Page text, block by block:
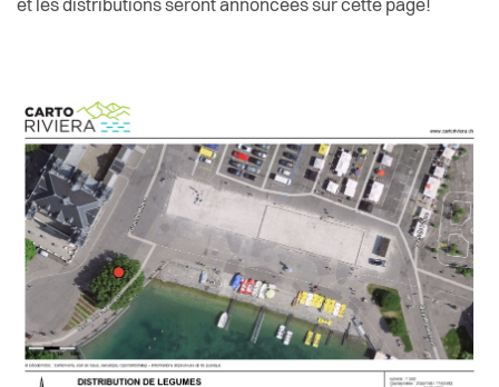
et les distributions seront annoncées sur cette page!